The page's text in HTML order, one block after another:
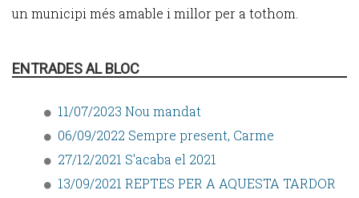
un municipi més amable i millor per a tothom.
ENTRADES AL BLOC
11/07/2023 Nou mandat
06/09/2022 Sempre present, Carme
27/12/2021 S'acaba el 2021
13/09/2021 REPTES PER A AQUESTA TARDOR